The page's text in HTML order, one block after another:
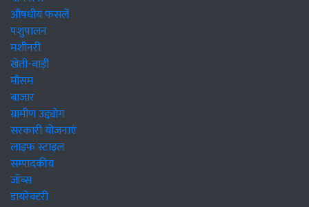
औषधीय फसलें
पशुपालन
मशीनरी
खेती-बाड़ी
मौसम
बाजार
ग्रामीण उद्द्योग
सरकारी योजनाएं
लाइफ स्टाइल
सम्पादकीय
जॉब्स
डायरेक्टरी